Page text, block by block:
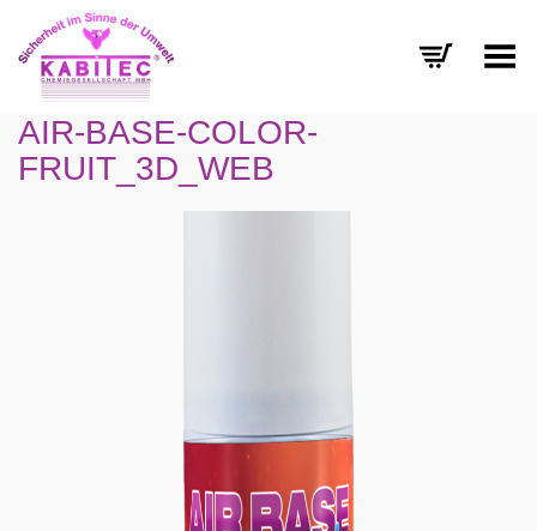
Menü umschalten
AIR-BASE-COLOR-
FRUIT_3D_WEB